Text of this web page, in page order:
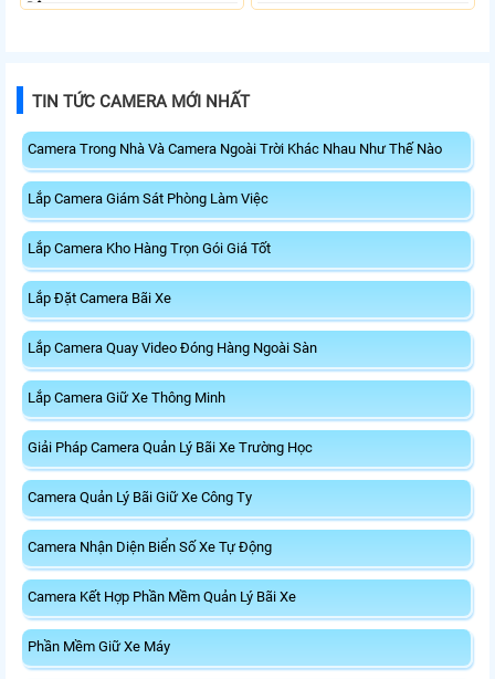
Động.
TIN TỨC CAMERA MỚI NHẤT
Camera Trong Nhà Và Camera Ngoài Trời Khác Nhau Như Thế Nào
Lắp Camera Giám Sát Phòng Làm Việc
Lắp Camera Kho Hàng Trọn Gói Giá Tốt
Lắp Đặt Camera Bãi Xe
Lắp Camera Quay Video Đóng Hàng Ngoài Sàn
Lắp Camera Giữ Xe Thông Minh
Giải Pháp Camera Quản Lý Bãi Xe Trường Học
Camera Quản Lý Bãi Giữ Xe Công Ty
Camera Nhận Diện Biển Số Xe Tự Động
Camera Kết Hợp Phần Mềm Quản Lý Bãi Xe
Phần Mềm Giữ Xe Máy